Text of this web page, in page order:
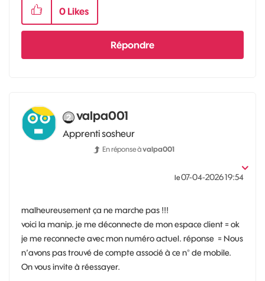
0 Likes
Répondre
valpa001
Apprenti sosheur
En réponse àvalpa001
le‎07-04-202619:54
malheureusement ça ne marche pas !!!
voici la manip. je me déconnecte de mon espace client = ok
je me reconnecte avec mon numéro actuel. réponse = Nous
n’avons pas trouvé de compte associé à ce n° de mobile.
On vous invite à réessayer.